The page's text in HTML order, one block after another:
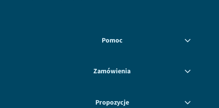
Pomoc
Zamówienia
Propozycje